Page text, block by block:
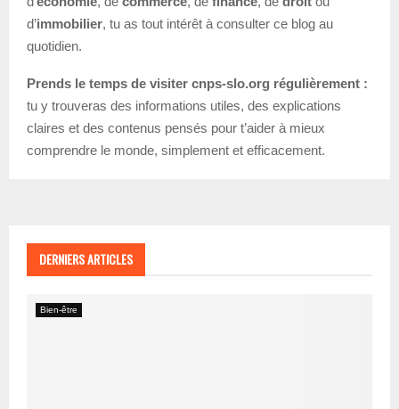
d’immobilier, tu as tout intérêt à consulter ce blog au
quotidien.
Prends le temps de visiter cnps-slo.org régulièrement :
tu y trouveras des informations utiles, des explications
claires et des contenus pensés pour t’aider à mieux
comprendre le monde, simplement et efficacement.
DERNIERS ARTICLES
Bien-être